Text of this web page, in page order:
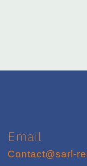
Email
contact@sarl-